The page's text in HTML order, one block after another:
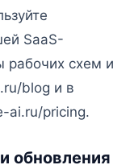
SaaS-
рабочих схем и
blog и в
ai.ru/pricing.
обновления